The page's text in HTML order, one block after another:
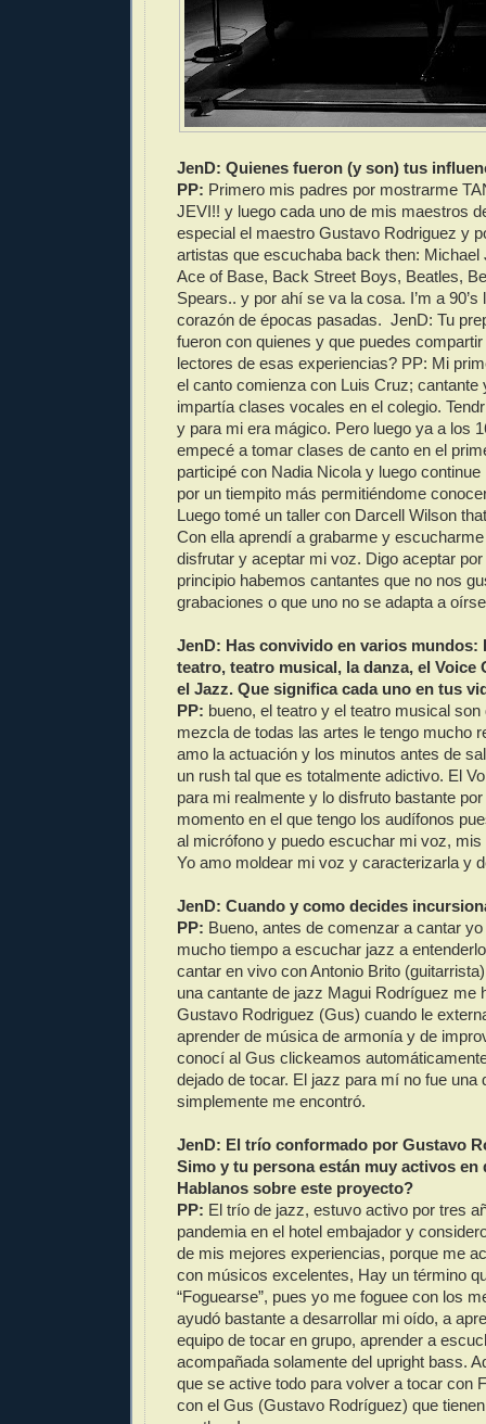
JenD: Quienes fueron (y son) tus
PP: Primero mis padres por mostrarme
JEVI!! y luego cada uno de mis maestros
especial el maestro Gustavo Rodriguez y
artistas que escuchaba back then:
Ace of Base, Back Street Boys, Beatles,
Spears.. y por ahí se va la cosa. I’m a 90’s
corazón de épocas pasadas. JenD: Tu
fueron con quienes y que puedes
lectores de esas experiencias? PP: Mi
el canto comienza con Luis Cruz; cantante
impartía clases vocales en el colegio.
y para mi era mágico. Pero luego ya a los
empecé a tomar clases de canto en el
participé con Nadia Nicola y luego
por un tiempito más permitiéndome
Luego tomé un taller con Darcell Wilson
Con ella aprendí a grabarme y
disfrutar y aceptar mi voz. Digo aceptar
principio habemos cantantes que no nos
grabaciones o que uno no se adapta a
JenD: Has convivido en varios mundos:
teatro, teatro musical, la danza, el Voice
el Jazz. Que significa cada uno en tus
PP: bueno, el teatro y el teatro musical
mezcla de todas las artes le tengo mucho
amo la actuación y los minutos antes de
un rush tal que es totalmente adictivo. El
para mi realmente y lo disfruto bastante
momento en el que tengo los audífonos
al micrófono y puedo escuchar mi voz, mis
Yo amo moldear mi voz y caracterizarla y
JenD: Cuando y como decides
PP: Bueno, antes de comenzar a cantar
mucho tiempo a escuchar jazz a
cantar en vivo con Antonio Brito
una cantante de jazz Magui Rodríguez me
Gustavo Rodriguez (Gus) cuando le
aprender de música de armonía y de
conocí al Gus clickeamos
dejado de tocar. El jazz para mí no fue una
simplemente me encontró.
JenD: El trío conformado por Gustavo
Simo y tu persona están muy activos en
Hablanos sobre este proyecto?
PP: El trío de jazz, estuvo activo por tres
pandemia en el hotel embajador y
de mis mejores experiencias, porque me
con músicos excelentes, Hay un término
“Foguearse”, pues yo me foguee con los
ayudó bastante a desarrollar mi oído, a
equipo de tocar en grupo, aprender a
acompañada solamente del upright bass.
que se active todo para volver a tocar con
con el Gus (Gustavo Rodríguez) que